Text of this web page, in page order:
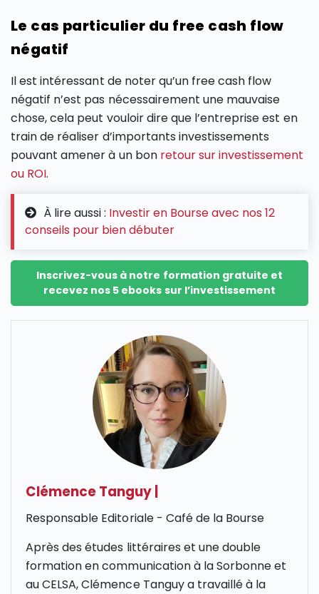
Le cas particulier du free cash flow
négatif
Il est intéressant de noter qu’un free cash flow
négatif n’est pas nécessairement une mauvaise
chose, cela peut vouloir dire que l’entreprise est en
train de réaliser d’importants investissements
pouvant amener à un bon retour sur investissement
ou ROI.
À lire aussi : Investir en Bourse avec nos 12
conseils pour bien débuter
Inscrivez-vous à notre formation gratuite et
recevez nos 5 ebooks sur l’investissement
Clémence Tanguy
Responsable Editoriale - Café de la Bourse
Après des études littéraires et une double
formation en communication à la Sorbonne et
au CELSA, Clémence Tanguy a travaillé à la